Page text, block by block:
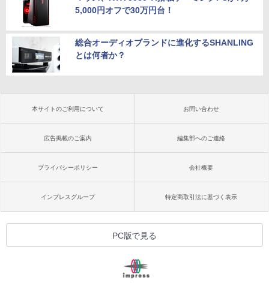
5,000円オフで30万円台！
総合オーディオブランドに進化するSHANLING
とは何者か？
本サイトのご利用について お問い合わせ
広告掲載のご案内 編集部へのご連絡
プライバシーポリシー 会社概要
インプレスグループ 特定商取引法に基づく表示
PC版で見る